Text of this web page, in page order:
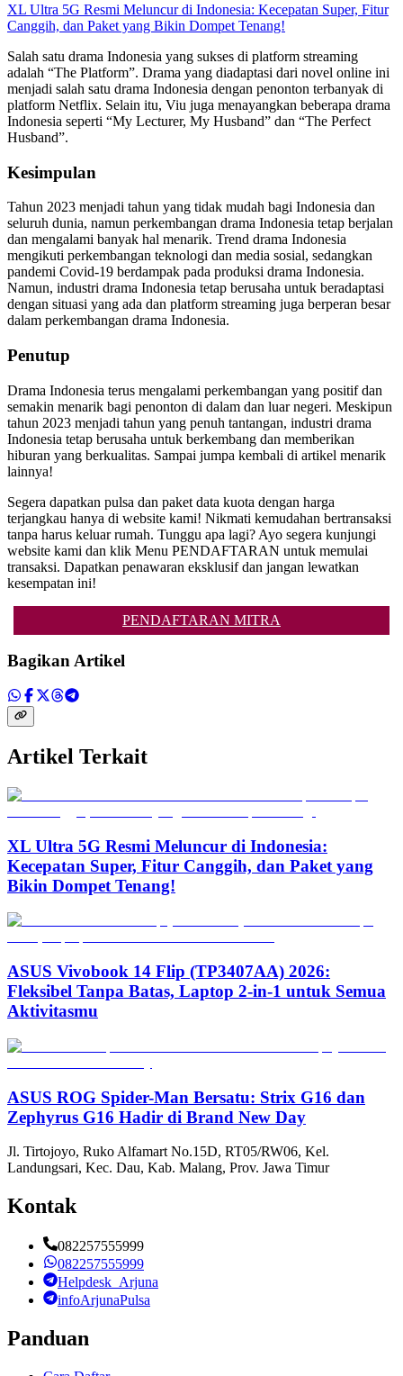
XL Ultra 5G Resmi Meluncur di Indonesia: Kecepatan Super, Fitur
Canggih, dan Paket yang Bikin Dompet Tenang!
Salah satu drama Indonesia yang sukses di platform streaming
adalah “The Platform”. Drama yang diadaptasi dari novel online ini
menjadi salah satu drama Indonesia dengan penonton terbanyak di
platform Netflix. Selain itu, Viu juga menayangkan beberapa drama
Indonesia seperti “My Lecturer, My Husband” dan “The Perfect
Husband”.
Kesimpulan
Tahun 2023 menjadi tahun yang tidak mudah bagi Indonesia dan
seluruh dunia, namun perkembangan drama Indonesia tetap berjalan
dan mengalami banyak hal menarik. Trend drama Indonesia
mengikuti perkembangan teknologi dan media sosial, sedangkan
pandemi Covid-19 berdampak pada produksi drama Indonesia.
Namun, industri drama Indonesia tetap berusaha untuk beradaptasi
dengan situasi yang ada dan platform streaming juga berperan besar
dalam perkembangan drama Indonesia.
Penutup
Drama Indonesia terus mengalami perkembangan yang positif dan
semakin menarik bagi penonton di dalam dan luar negeri. Meskipun
tahun 2023 menjadi tahun yang penuh tantangan, industri drama
Indonesia tetap berusaha untuk berkembang dan memberikan
hiburan yang berkualitas. Sampai jumpa kembali di artikel menarik
lainnya!
Segera dapatkan pulsa dan paket data kuota dengan harga
terjangkau hanya di website kami! Nikmati kemudahan bertransaksi
tanpa harus keluar rumah. Tunggu apa lagi? Ayo segera kunjungi
website kami dan klik Menu PENDAFTARAN untuk memulai
transaksi. Dapatkan penawaran eksklusif dan jangan lewatkan
kesempatan ini!
PENDAFTARAN MITRA
Bagikan Artikel
Artikel Terkait
XL Ultra 5G Resmi Meluncur di Indonesia:
Kecepatan Super, Fitur Canggih, dan Paket yang
Bikin Dompet Tenang!
ASUS Vivobook 14 Flip (TP3407AA) 2026:
Fleksibel Tanpa Batas, Laptop 2-in-1 untuk Semua
Aktivitasmu
ASUS ROG Spider-Man Bersatu: Strix G16 dan
Zephyrus G16 Hadir di Brand New Day
Jl. Tirtojoyo, Ruko Alfamart No.15D, RT05/RW06, Kel.
Landungsari, Kec. Dau, Kab. Malang, Prov. Jawa Timur
Kontak
082257555999
082257555999
Helpdesk_Arjuna
infoArjunaPulsa
Panduan